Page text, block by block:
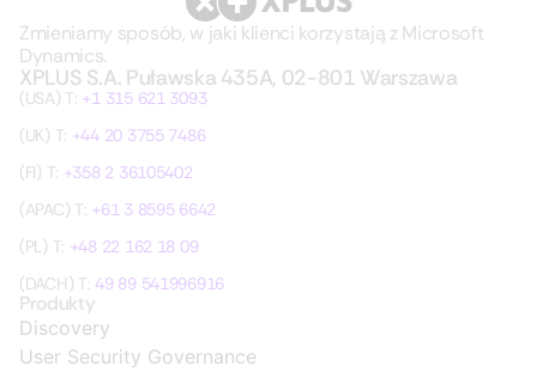
Zmieniamy sposób, w jaki klienci korzystają z Microsoft
Dynamics.
XPLUS S.A. Puławska 435A, 02-801 Warszawa
(USA) T: +1 315 621 3093
(UK) T: +44 20 3755 7486
(FI) T: +358 2 36105402
(APAC) T: +61 3 8595 6642
(PL) T: +48 22 162 18 09
(DACH) T: 49 89 541996916
Produkty
Discovery
User Security Governance